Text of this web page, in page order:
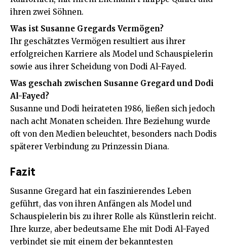
ihren zwei Söhnen.
Was ist Susanne Gregards Vermögen?
Ihr geschätztes Vermögen resultiert aus ihrer
erfolgreichen Karriere als Model und Schauspielerin
sowie aus ihrer Scheidung von Dodi Al-Fayed.
Was geschah zwischen Susanne Gregard und Dodi
Al-Fayed?
Susanne und Dodi heirateten 1986, ließen sich jedoch
nach acht Monaten scheiden. Ihre Beziehung wurde
oft von den Medien beleuchtet, besonders nach Dodis
späterer Verbindung zu Prinzessin Diana.
Fazit
Susanne Gregard hat ein faszinierendes Leben
geführt, das von ihren Anfängen als Model und
Schauspielerin bis zu ihrer Rolle als Künstlerin reicht.
Ihre kurze, aber bedeutsame Ehe mit Dodi Al-Fayed
verbindet sie mit einem der bekanntesten